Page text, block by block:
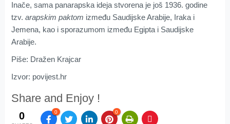
Inače, sama panarapska ideja stvorena je još 1936. godine
tzv. arapskim paktom između Saudijske Arabije, Iraka i
Jemena, kao i sporazumom između Egipta i Saudijske
Arabije.
Piše: Dražen Krajcar
Izvor: povijest.hr
Share and Enjoy !
0 0 0